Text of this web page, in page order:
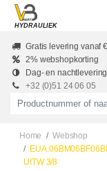
Skip to main content
HYDRAULIEK
Gratis levering vanaf
2% webshopkorting
Dag- en nachtlevering
+32 (0)51 24 06 05
Productnummer of naam
Home
Webshop
UITW 3/8